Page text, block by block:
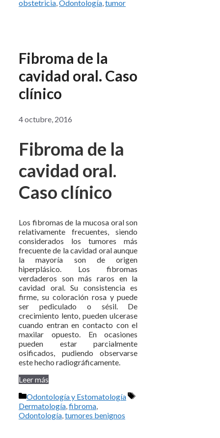
obstetricia,Odontología,tumor
Fibroma de la
cavidad oral. Caso
clínico
4 octubre, 2016
Fibroma de la
cavidad oral.
Caso clínico
Los fibromas de la mucosa oral son
relativamente frecuentes, siendo
considerados los tumores más
frecuente de la cavidad oral aunque
la mayoría son de origen
hiperplásico. Los fibromas
verdaderos son más raros en la
cavidad oral. Su consistencia es
firme, su coloración rosa y puede
ser pediculado o sésil. De
crecimiento lento, pueden ulcerase
cuando entran en contacto con el
maxilar opuesto. En ocasiones
pueden estar parcialmente
osificados, pudiendo observarse
este hecho radiográficamente.
Leer más
Categorías
Odontología y Estomatología
Etiquetas
Dermatología,fibroma,
Odontología,tumores benignos